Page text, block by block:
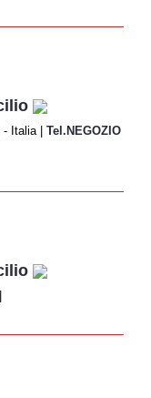
Italia |
Tel.NEGOZIO